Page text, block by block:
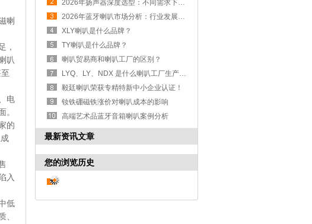
喇
，
叭
电
。
的
入
低
、
2026年扬声器深度选型：不同需求下的珠三角厂商方案分析
2026年蓝牙喇叭市场分析：行业发展三大核心趋势
XLY喇叭是什么品牌？
TY喇叭是什么品牌？
喇叭贸易商和喇叭工厂的区别？
LYQ、LY、NDX 是什么喇叭工厂生产的？
毅廷喇叭荣获专精特新中小企业认证！
钕铁硼磁铁涨价对喇叭成本的影响
高端艺术品蓝牙音箱喇叭案例分析
最新资讯文章
您的浏览历史